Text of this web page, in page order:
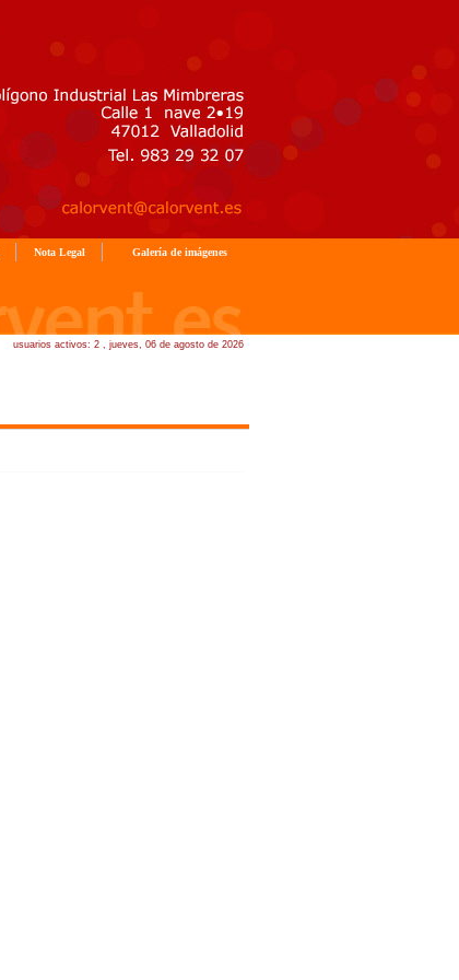
usuarios activos: 2 , jueves, 06 de agosto de 2026
Nota Legal Galería de imágenes